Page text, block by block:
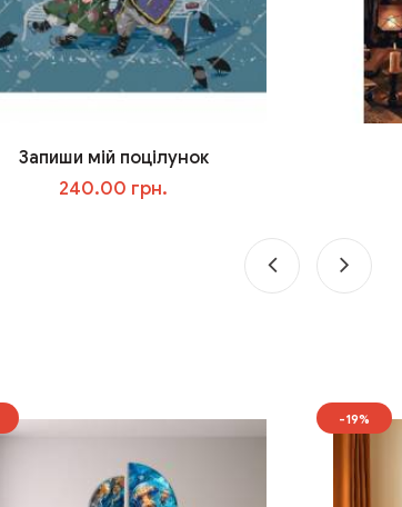
Запиши мій поцілунок
240.00 грн.
-19%